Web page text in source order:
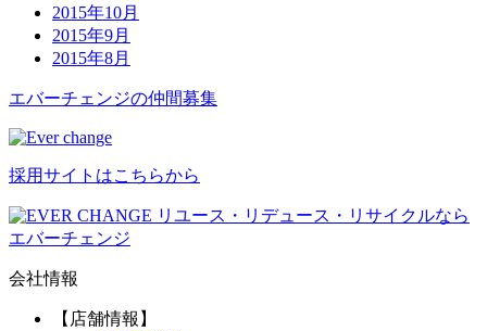
2015年10月
2015年9月
2015年8月
エバーチ ェ ンジの仲間募集
採用サイトはこちらから
リユース・リデュース・リサイクルなら
エバーチェンジ
会社情報
【店舗情報】